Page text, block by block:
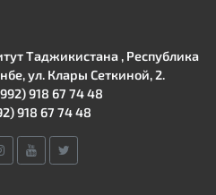
Таджикистана , Республика
ул. Клары Сеткиной, 2.
918 67 74 48
918 67 74 48